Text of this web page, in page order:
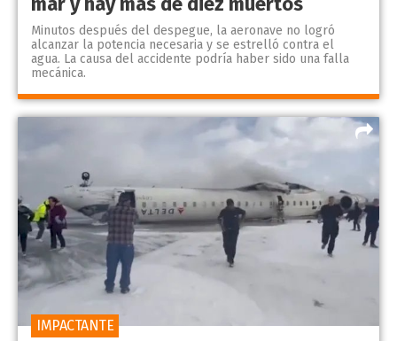
Minutos después del despegue, la aeronave no logró
alcanzar la potencia necesaria y se estrelló contra el
agua. La causa del accidente podría haber sido una falla
mecánica.
IMPACTANTE